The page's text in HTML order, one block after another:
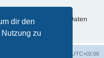
dir den
zu
deinen persönlichen Daten
UTC+02:00